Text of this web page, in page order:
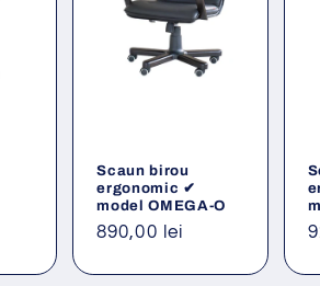
Scaun birou
ergonomic ✔
model OMEGA-O
Preț
890,00 lei